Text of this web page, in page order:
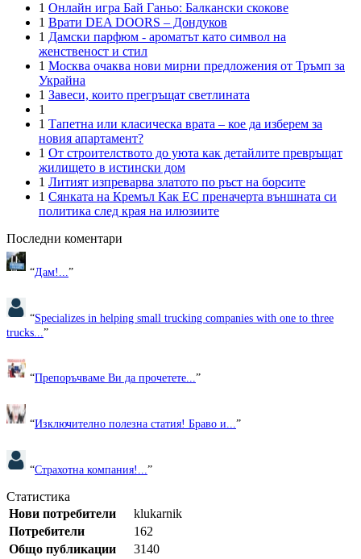
1 Онлайн игра Бай Ганьо: Балкански скокове
1 Врати DEA DOORS – Дондуков
1 Дамски парфюм - ароматът като символ на
женственост и стил
1 Москва очаква нови мирни предложения от Тръмп за
Украйна
1 Завеси, които прегръщат светлината
1
1 Тапетна или класическа врата – кое да изберем за
новия апартамент?
1 От строителството до уюта как детайлите превръщат
жилището в истински дом
1 Литият изпреварва златото по ръст на борсите
1 Сянката на Кремъл Как ЕС преначерта външната си
политика след края на илюзиите
Последни коментари
“Дам!... ”
“Specializes in helping small trucking companies with one to three
trucks... ”
“Препоръчваме Ви да прочетете...”
“Изключително полезна статия! Браво и... ”
“Страхотна компания!... ”
Статистика
Нови потребители
klukarnik
Потребители
162
Общо публикации
3140